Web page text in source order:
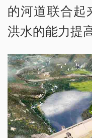
的河道联合起
洪水的能力提